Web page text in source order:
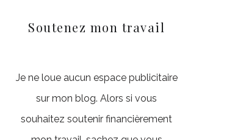
Soutenez mon travail
Je ne loue aucun espace publicitaire
sur mon blog. Alors si vous
souhaitez soutenir financièrement